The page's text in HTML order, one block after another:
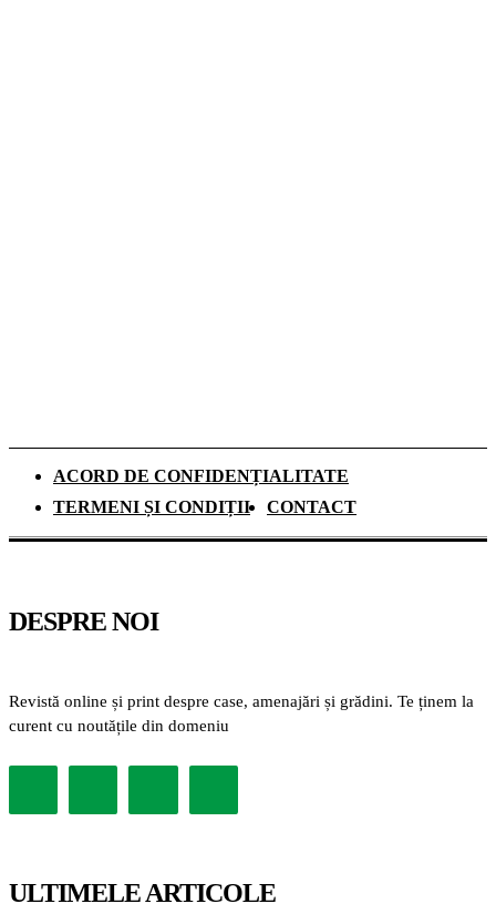
ACORD DE CONFIDENȚIALITATE
TERMENI ȘI CONDIȚII
CONTACT
DESPRE NOI
Revistă online și print despre case, amenajări și grădini. Te ținem la
curent cu noutățile din domeniu
ULTIMELE ARTICOLE